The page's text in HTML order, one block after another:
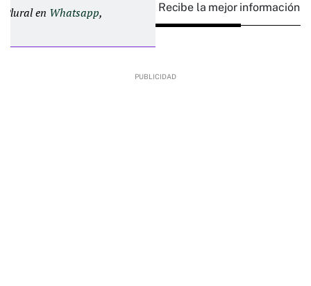
Plural en Whatsapp, Recibe la mejor información